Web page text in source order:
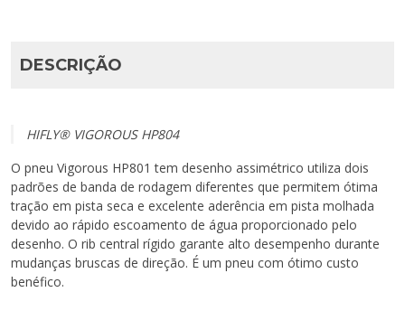
DESCRIÇÃO
HIFLY® VIGOROUS HP804
O pneu Vigorous HP801 tem desenho assimétrico utiliza dois
padrões de banda de rodagem diferentes que permitem ótima
tração em pista seca e excelente aderência em pista molhada
devido ao rápido escoamento de água proporcionado pelo
desenho. O rib central rígido garante alto desempenho durante
mudanças bruscas de direção. É um pneu com ótimo custo
benéfico.